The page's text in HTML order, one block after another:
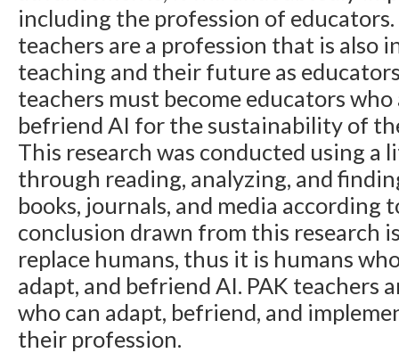
including the profession of
teachers are a profession that is also
teaching and their future as
teachers must become educators
befriend AI for the sustainability of
This research was conducted using
through reading, analyzing, and
books, journals, and media according
conclusion drawn from this research
replace humans, thus it is humans
adapt, and befriend AI. PAK teachers
who can adapt, befriend, and
their profession.